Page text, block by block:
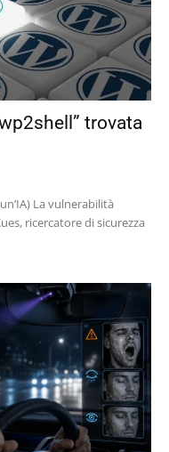
trovata
ricercatore di sicurezza